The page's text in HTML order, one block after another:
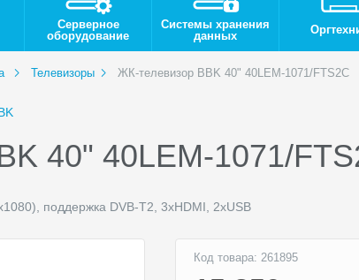
Серверное
оборудование
Системы хранения
данных
Телевизоры ЖК-телевизор BBK 40" 40LEM-1071/FTS2C
40" 40LEM-1071/
поддержка DVB-T2, 3xHDMI, 2xUSB
Код товара: 261895